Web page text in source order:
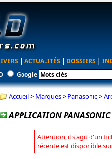
| ACTUALITÉS | DOSSIERS |
Google
Accueil> Marques> Panasonic>
APPLICATION PANASONIC
Attention, il s'agit d'un
récente est disponible